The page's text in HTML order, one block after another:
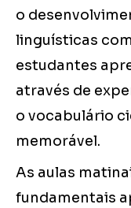
o
linguísticas
estudantes
através de
o vocabulário
memorável.
As aulas
fundamentais